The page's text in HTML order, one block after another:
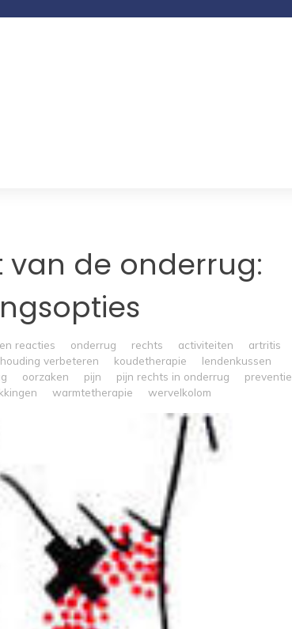
de onderrug:
reacties onderrug rechts activiteiten
artritis
houding verbeteren koudetherapie
lendenkussen
oorzaken pijn pijn rechts in onderrug
preventie
warmtetherapie wervelkolom